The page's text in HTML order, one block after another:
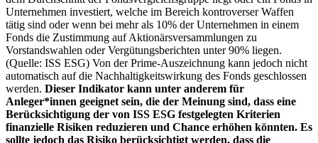
Unternehmen investiert, welche im Bereich kontroverser Waffen
tätig sind oder wenn bei mehr als 10% der Unternehmen in einem
Fonds die Zustimmung auf Aktionärsversammlungen zu
Vorstandswahlen oder Vergütungsberichten unter 90% liegen.
(Quelle: ISS ESG) Von der Prime-Auszeichnung kann jedoch nicht
automatisch auf die Nachhaltigkeitswirkung des Fonds geschlossen
werden. Dieser Indikator kann unter anderem für
Anleger*innen geeignet sein, die der Meinung sind, dass eine
Berücksichtigung der von ISS ESG festgelegten Kriterien
finanzielle Risiken reduzieren und Chance erhöhen könnten. Es
sollte jedoch das Risiko berücksichtigt werden, dass die